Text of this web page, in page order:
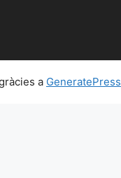
a GeneratePress